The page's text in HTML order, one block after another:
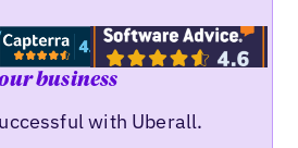
business
with Uberall.